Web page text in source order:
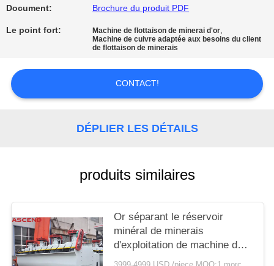
POLITIQUE
CONFIDENTIALITÉ
Document: Brochure du produit PDF
Le point fort: Machine de flottaison de minerai d'or,
Machine de cuivre adaptée aux besoins du client
de flottaison de minerais
CONTACT!
DÉPLIER LES DÉTAILS
produits similaires
Or séparant le réservoir
minéral de minerais
d'exploitation de machine de
flottaison de mousse